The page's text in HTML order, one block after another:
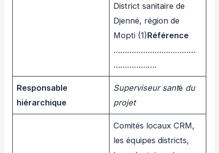
District sanitaire de
Djenné, région de
Mopti (1)Référence
………………………………
……………….
Responsable
hiérarchique
Superviseur santé du
projet
Comités locaux CRM,
les équipes districts,